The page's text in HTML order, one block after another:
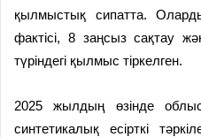
қылмыстық сипатта.
фактісі, 8 заңсыз сақтау
түріндегі қылмыс тіркелген.
2025 жылдың өзінде
синтетикалық есірткі